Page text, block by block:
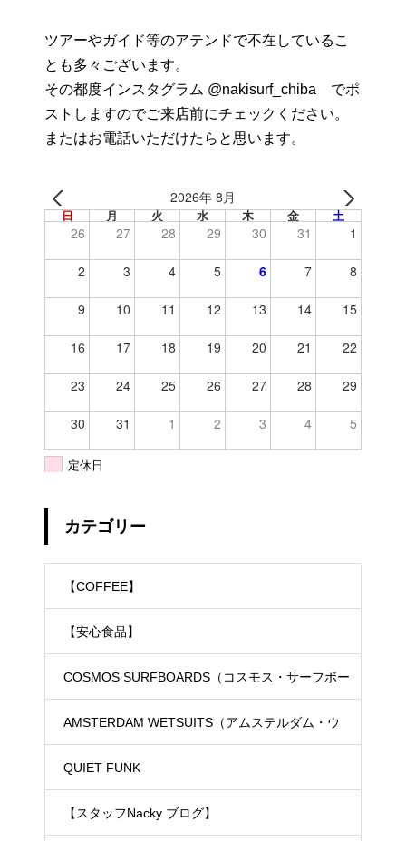
ツアーやガイド等のアテンドで不在しているこ
とも多々ございます。
その都度インスタグラム @nakisurf_chiba でポ
ストしますのでご来店前にチェックください。
またはお電話いただけたらと思います。
2026年 8月
日 月 火 水 木 金 土
26 27 28 29 30 31 1
2 3 4 5 6 7 8
9 10 11 12 13 14 15
16 17 18 19 20 21 22
23 24 25 26 27 28 29
30 31 1 2 3 4 5
定休日
カテゴリー
【COFFEE】
【安心食品】
COSMOS SURFBOARDS（コスモス・サーフボー
ド）
AMSTERDAM WETSUITS（アムステルダム・ウ
ェットスーツ）
QUIET FUNK
【スタッフNacky ブログ】